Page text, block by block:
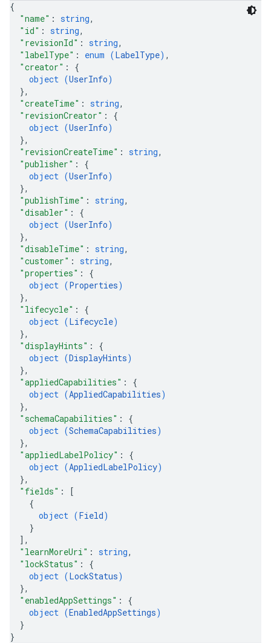
{
"name" : string,
"id" : string,
"revisionId" : string,
"labelType" : enum (LabelType) ,
"creator" : {
object (UserInfo)
},
"createTime" : string,
"revisionCreator" : {
object (UserInfo)
},
"revisionCreateTime" : string,
"publisher" : {
object (UserInfo)
},
"publishTime" : string,
"disabler" : {
object (UserInfo)
},
"disableTime" : string,
"customer" : string,
"properties" : {
object (Properties)
},
"lifecycle" : {
object (Lifecycle)
},
"displayHints" : {
object (DisplayHints)
},
"appliedCapabilities" : {
object (AppliedCapabilities)
},
"schemaCapabilities" : {
object (SchemaCapabilities)
},
"appliedLabelPolicy" : {
object (AppliedLabelPolicy)
},
"fields" :
[
{
object (Field)
}
] ,
"learnMoreUri" : string,
"lockStatus" : {
object (LockStatus)
},
"enabledAppSettings" : {
object (EnabledAppSettings)
}
}